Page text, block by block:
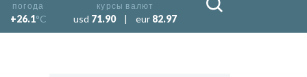
погода
+26.1°C
курсы валют
usd 71.90 | eur 82.97